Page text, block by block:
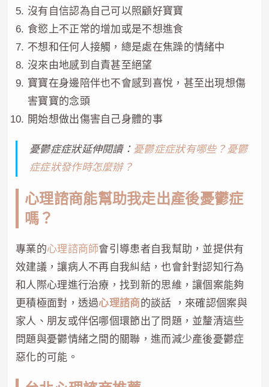
沒有自信認為自己可以照顧好寶寶
食慾上不正常的增加或是不想進食
不想和任何人接觸，總是處在焦躁的情緒中
沒來由地感到自責甚至絕望
寶寶在身邊陪伴也不會感到喜悅，甚至出現想傷
害寶寶的念頭
開始想做出傷害自己身體的事
憂鬱症症狀延伸閱讀： 憂鬱症症狀有哪些？憂鬱
症症狀發作時怎麼辦？
心理諮商能幫助我走出產後憂鬱症
嗎？
專業的心理諮商師會引導患者自我幫助，並提供有
效建議，讓病人不再自我糾結，也會針對認知行為
和人際心理進行治療，找到新的思維，讓個案能夠
更積極面對，透過心理諮商 的談話
，來確認個案與
家人、朋友或伴侶哪個環節出了問題，並釐清這些
問題與憂鬱情緒之間的關聯，進而減少產後憂鬱症
惡化的可能。